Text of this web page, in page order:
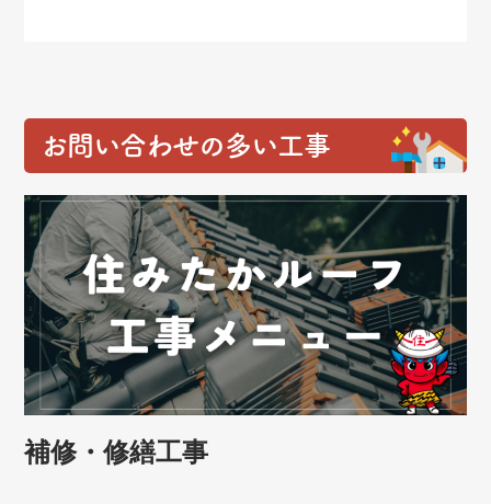
お問い合わせの多い工事
補修・修繕工事